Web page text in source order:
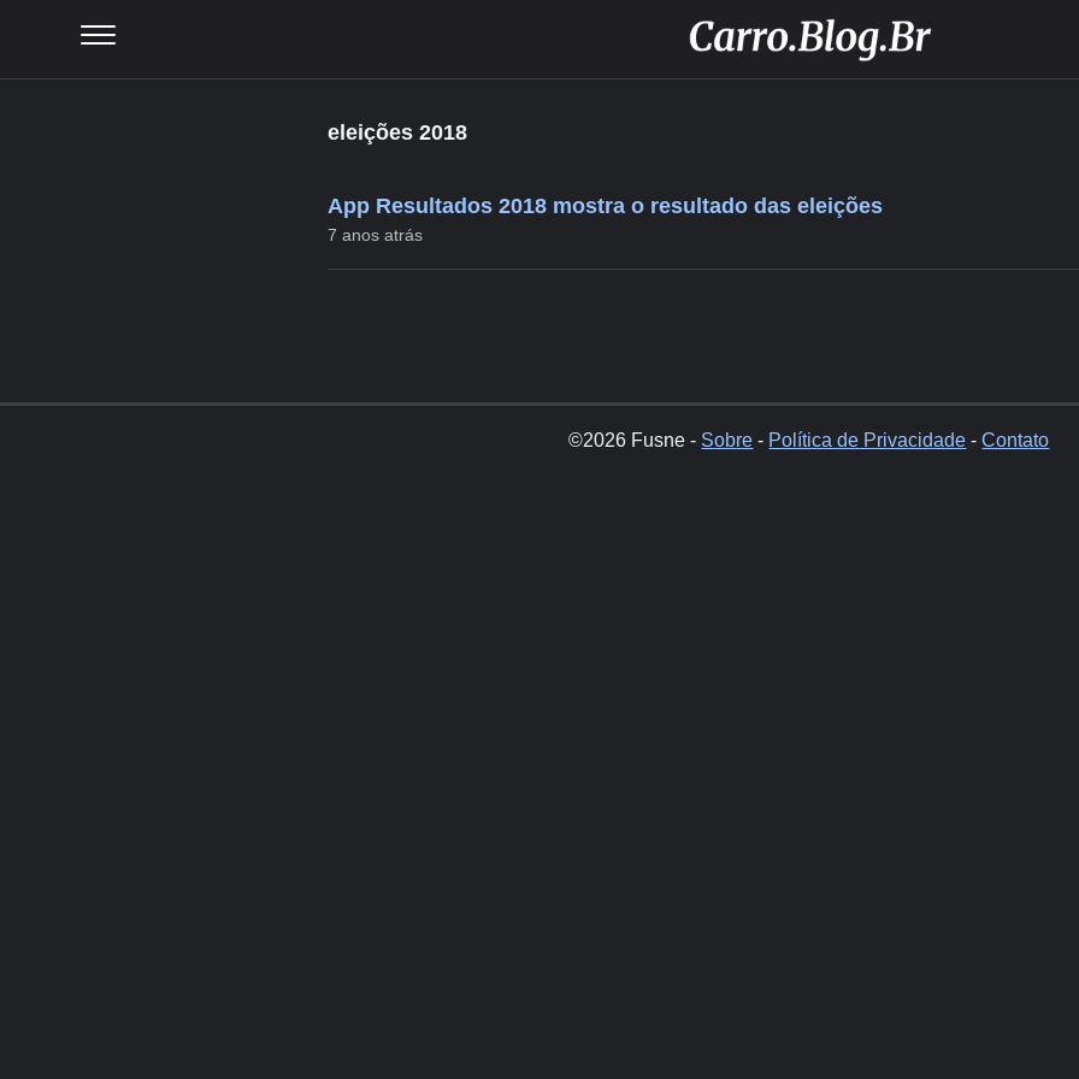
eleições 2018
App Resultados 2018 mostra o resultado das eleições
7 anos atrás
©2026 Fusne - Sobre - Política de Privacidade -Contato